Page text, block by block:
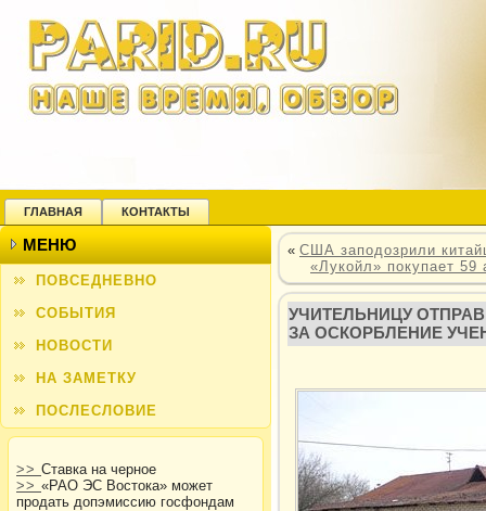
ГЛАВНАЯ КОНТАКТЫ
МЕНЮ
ПОВСЕДНЕВНО
СОБЫТИЯ
НОВОСТИ
НА ЗАМЕТКУ
ПОСЛЕСЛОВИЕ
>> Ставка на черное
>> «РАО ЭС Востока» может
продать допэмиссию госфондам
« США заподозрили
«Лукойл» покупает 59
УЧИТЕЛЬНИЦУ
ЗА ОСКОРБЛЕНИЕ